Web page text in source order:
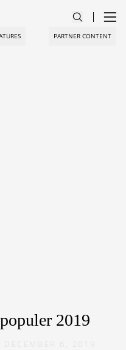
PARTNER CONTENT
2019
DECEMBER 6, 2019